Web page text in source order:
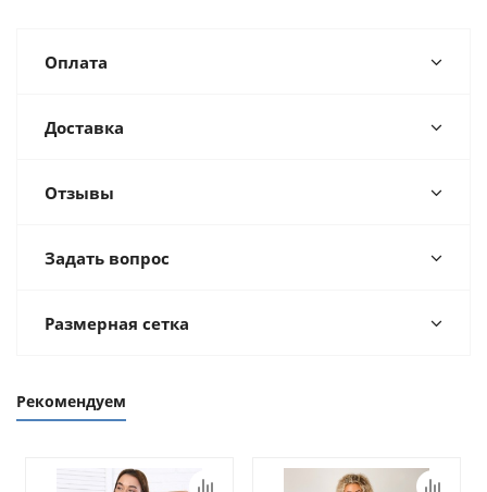
Оплата
Доставка
Отзывы
Задать вопрос
Размерная сетка
Рекомендуем